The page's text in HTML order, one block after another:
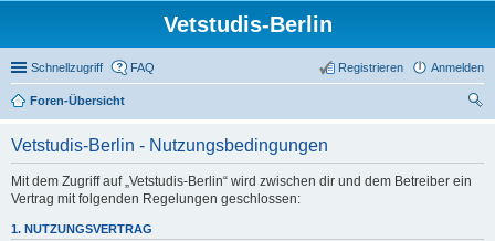
Vetstudis-Berlin
Schnellzugriff FAQ Anmelden
Registrieren
Foren-Übersicht
Vetstudis-Berlin - Nutzungsbedingungen
Mit dem Zugriff auf „Vetstudis-Berlin“ wird zwischen dir und dem Betreiber ein
Vertrag mit folgenden Regelungen geschlossen:
1. NUTZUNGSVERTRAG